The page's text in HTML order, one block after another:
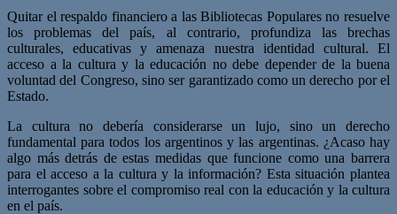
Quitar el respaldo financiero a las Bibliotecas Populares no resuelve
los problemas del país, al contrario, profundiza las brechas
culturales, educativas y amenaza nuestra identidad cultural. El
acceso a la cultura y la educación no debe depender de la buena
voluntad del Congreso, sino ser garantizado como un derecho por el
Estado.
La cultura no debería considerarse un lujo, sino un derecho
fundamental para todos los argentinos y las argentinas. ¿Acaso hay
algo más detrás de estas medidas que funcione como una barrera
para el acceso a la cultura y la información? Esta situación plantea
interrogantes sobre el compromiso real con la educación y la cultura
en el país.